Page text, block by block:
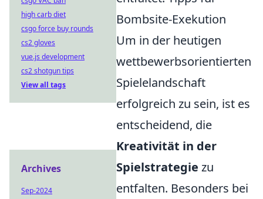
Bombsite-Exekution
Um in der heutigen
wettbewerbsorientierten
Spielelandschaft
erfolgreich zu sein, ist es
entscheidend, die
Kreativität in der
Spielstrategie zu
entfalten. Besonders bei
high carb diet
csgo force buy rounds
cs2 gloves
vue.js development
cs2 shotgun tips
View all tags
Archives
Sep-2024